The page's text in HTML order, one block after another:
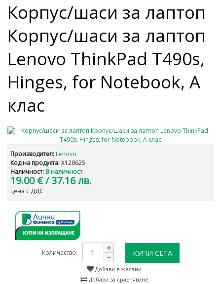
Корпус/шаси за лаптоп
Корпус/шаси за лаптоп
Lenovo ThinkPad T490s,
Hinges, for Notebook, A
клас
Производител: Lenovo
Код на продукта:X120625
Наличност: В наличност
19.00 €/ 37.16 лв.
цена с ДДС
Количество: КУПИ СЕГА
Добави в желани
Добави за сравняване